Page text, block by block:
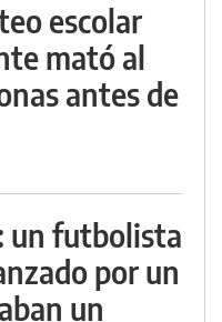
escolar
mató al
antes de
un futbolista
por un
un